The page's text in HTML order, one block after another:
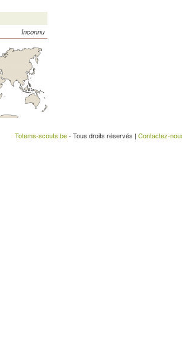
Inconnu
Totems-scouts.be- Tous droits réservés | Contactez-